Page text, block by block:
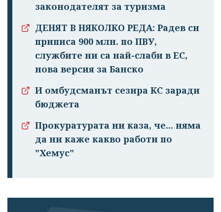
законодателят за туризма
ДЕНЯТ В НЯКОЛКО РЕДА: Радев си
приписа 900 млн. по ПВУ,
службите ни са най-слаби в ЕС,
нова версия за Банско
И омбудсманът сезира КС заради
бюджета
Прокуратурата ни каза, че... няма
да ни каже какво работи по
"Хемус"